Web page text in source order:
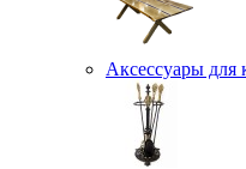
Аксессуары для